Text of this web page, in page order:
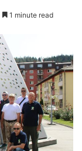
1 minute read